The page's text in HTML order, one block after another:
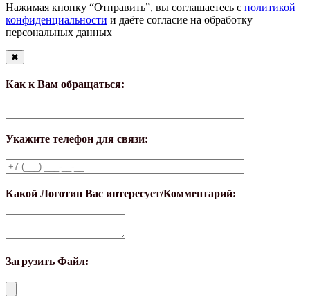
Нажимая кнопку “Отправить”, вы соглашаетесь с политикой
конфиденциальности и даёте согласие на обработку
персональных данных
✖
Как к Вам обращаться:
Укажите телефон для связи:
Какой Логотип Вас интересует/Комментарий:
Загрузить Файл: